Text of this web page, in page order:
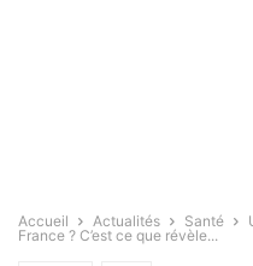
Accueil Actualités Santé
France ? C’est ce que révèle...